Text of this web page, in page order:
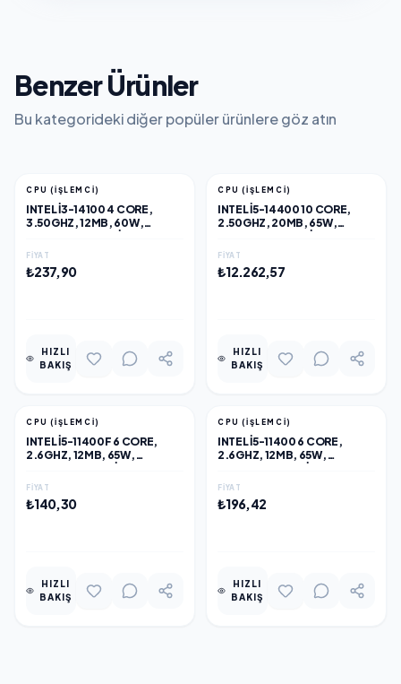
Benzer Ürünler
Bu kategorideki diğer popüler ürünlere göz atın
CPU (İŞLEMCI)
INTEL I3-14100 4 CORE,
3.50GHZ, 12MB, 60W,
(DAHILI GRAFIK VAR, FAN
FIYAT
₺237,90
HIZLI
BAKIŞ
CPU (İŞLEMCI)
INTEL I5-14400 10 CORE,
2.50GHZ, 20MB, 65W,
(DAHILI GRAFIK VAR, FAN
FIYAT
₺12.262,57
HIZLI
BAKIŞ
CPU (İŞLEMCI)
INTEL I5-11400F 6 CORE,
2.6GHZ, 12MB, 65W,
(DAHILI GRAFIK YOK, FAN
FIYAT
₺140,30
HIZLI
BAKIŞ
CPU (İŞLEMCI)
INTEL I5-11400 6 CORE,
2.6GHZ, 12MB, 65W,
(DAHILI GRAFIK VAR, FAN
FIYAT
₺196,42
HIZLI
BAKIŞ